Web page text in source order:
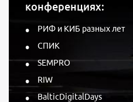
конференциях:
РИФ и КИБ разных лет
СПИК
SEMPRO
RIW
BalticDigitalDays